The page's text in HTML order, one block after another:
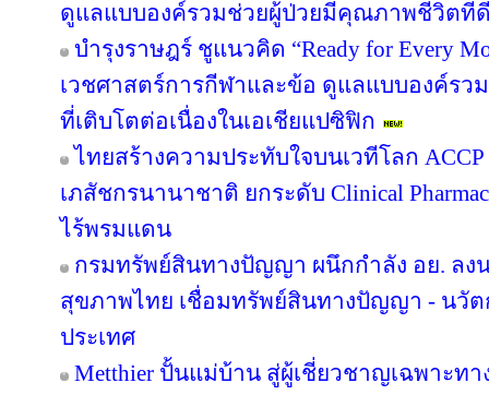
ดูแลแบบองค์รวมช่วยผู้ป่วยมีคุณภาพชีวิตที่
บำรุงราษฎร์ ชูแนวคิด “Ready for Every
เวชศาสตร์การกีฬาและข้อ ดูแลแบบองค์รว
ที่เติบโตต่อเนื่องในเอเชียแปซิฟิก
ไทยสร้างความประทับใจบนเวทีโลก ACCP
เภสัชกรนานาชาติ ยกระดับ Clinical
ไร้พรมแดน
กรมทรัพย์สินทางปัญญา ผนึกกำลัง อย. ล
สุขภาพไทย เชื่อมทรัพย์สินทางปัญญา - นวัต
ประเทศ
Metthier ปั้นแม่บ้าน สู่ผู้เชี่ยวชาญเฉพาะทา